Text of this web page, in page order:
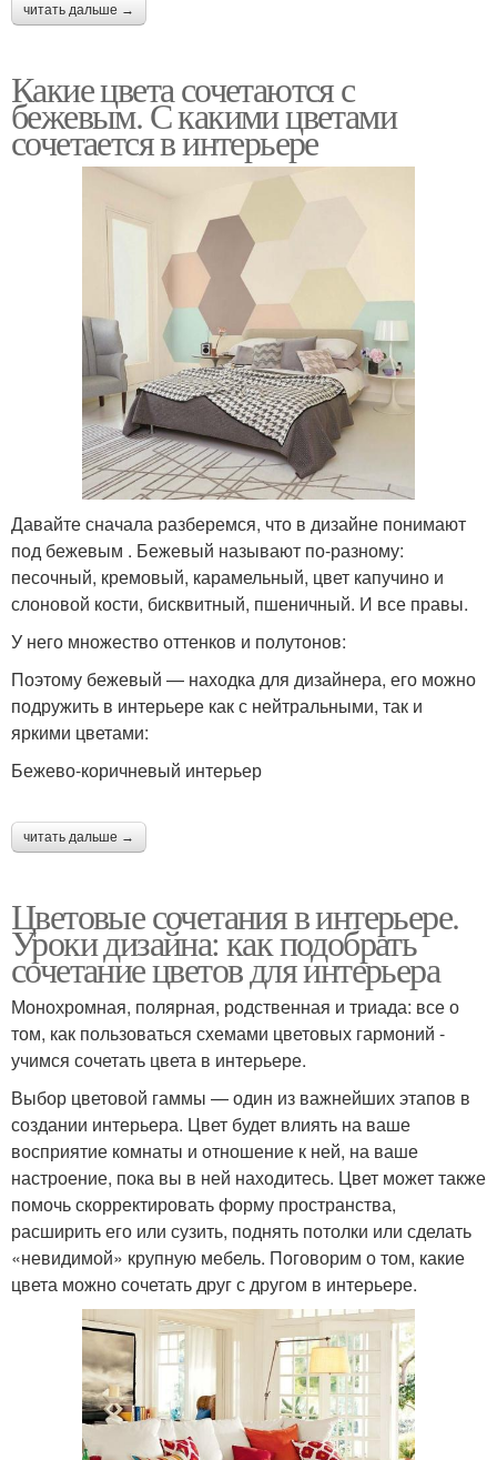
читать дальше →
Какие цвета сочетаются с
бежевым. С какими цветами
сочетается в интерьере
Давайте сначала разберемся, что в дизайне понимают
под бежевым . Бежевый называют по-разному:
песочный, кремовый, карамельный, цвет капучино и
слоновой кости, бисквитный, пшеничный. И все правы.
У него множество оттенков и полутонов:
Поэтому бежевый — находка для дизайнера, его можно
подружить в интерьере как с нейтральными, так и
яркими цветами:
Бежево-коричневый интерьер
читать дальше →
Цветовые сочетания в интерьере.
Уроки дизайна: как подобрать
сочетание цветов для интерьера
Монохромная, полярная, родственная и триада: все о
том, как пользоваться схемами цветовых гармоний -
учимся сочетать цвета в интерьере.
Выбор цветовой гаммы — один из важнейших этапов в
создании интерьера. Цвет будет влиять на ваше
восприятие комнаты и отношение к ней, на ваше
настроение, пока вы в ней находитесь. Цвет может также
помочь скорректировать форму пространства,
расширить его или сузить, поднять потолки или сделать
«невидимой» крупную мебель. Поговорим о том, какие
цвета можно сочетать друг с другом в интерьере.